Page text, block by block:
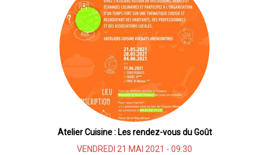
Atelier Cuisine : Les rendez-vous du Goût
VENDREDI 21 MAI 2021 - 09:30